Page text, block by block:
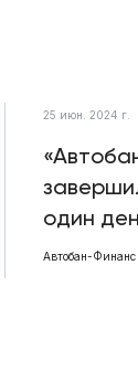
25 июн. 2024 г.
один
Автобан-Финанс